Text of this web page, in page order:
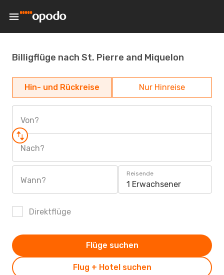
Billigflüge nach St. Pierre and Miquelon
Hin- und Rückreise Nur Hinreise
Von?
Nach?
Wann?
Reisende
1 Erwachsener
Direktflüge
Flug + Hotel suchen
Flüge suchen